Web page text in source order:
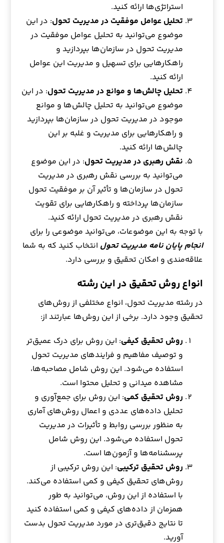
استراتژی‌ها ارائه کنید.
تحلیل عوامل موفقیت در مدیریت تحول: در این
موضوع می‌توانید به تحلیل عوامل موفقیت در
مدیریت تحول در سازمان‌ها بپردازید و
راهکارهایی برای تسهیل و مدیریت این عوامل
ارائه کنید.
تحلیل چالش‌ها و موانع در مدیریت تحول: در این
موضوع می‌توانید به تحلیل چالش‌ها و موانع
موجود در مدیریت تحول در سازمان‌ها بپردازید
و راهکارهایی برای مدیریت و غلبه بر این
چالش‌ها ارائه کنید.
نقش رهبری در مدیریت تحول: در این موضوع
می‌توانید به بررسی نقش رهبری در مدیریت
تحول در سازمان‌ها و تأثیر آن بر موفقیت تحول
سازمان‌ها پرداخته و راهکارهایی برای تقویت
نقش رهبری در مدیریت تحول ارائه کنید.
با توجه به این موضوعات، می‌توانید موضوعی را برای
انجام پایان نامه مدیریت تحول انتخاب کنید که به شما
علاقه‌مندی و امکان تحقیق و بررسی دارد.
انواع روش تحقیق در این رشته
در رشته مدیریت تحول، انواع مختلفی از روش‌های
تحقیق وجود دارد. برخی از این روش‌ها عبارتند از:
روش تحقیق کیفی: این روش برای درک عمیق‌تر
و توصیف مفاهیم و فرایندهای مدیریت تحول
استفاده می‌شود. این روش شامل مصاحبه‌ها،
مشاهده میدانی و تحلیل محتوا است.
روش تحقیق کمی: این روش برای جمع‌آوری و
تحلیل داده‌های عددی و اعمال روش‌های آماری
به منظور بررسی روابط و تأثیرات در مدیریت
تحول استفاده می‌شود. این روش شامل
پرسشنامه‌ها و آزمون‌ها است.
روش تحقیق ترکیبی: این روش ترکیبی از
روش‌های تحقیق کیفی و کمی استفاده می‌کند.
با استفاده از این روش، می‌توانید به طور
همزمان از داده‌های کیفی و کمی استفاده کنید
تا نتایج دقیق‌تری در مورد مدیریت تحول بدست
آورید.